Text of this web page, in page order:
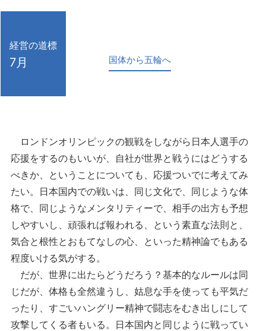
経営の道標
7月 国体から五輪へ
ロンドンオリンピックの観戦をしながら日本人選手の
応援をするのもいいが、自社が世界と戦うにはどうする
べきか、ということについても、応援ついでに考えてみ
たい。日本国内での戦いは、同じ文化で、同じような体
格で、同じようなメンタリティーで、相手の出方も予想
しやすいし、頑張れば報われる、という素直な法則と、
気合と根性とおもてなしの心、といった精神論でもある
程度いける気がする。
だが、世界に出たらどうだろう？基本的なルールは同
じだが、体格も全然違うし、姑息な手を使っても平気だ
ったり、すごいハングリー精神で闘志をむき出しにして
攻撃してくる者もいる。日本国内と同じように戦ってい